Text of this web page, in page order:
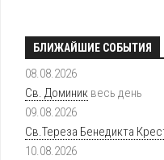
БЛИЖАЙШИЕ СОБЫТИЯ
08.08.2026
Св. Доминик весь день
09.08.2026
Св.Тереза Бенедикта
10.08.2026